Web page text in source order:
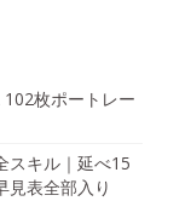
102枚ポートレー
スキル｜延べ15
見表全部入り